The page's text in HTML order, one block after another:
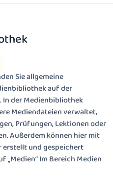
Sie allgemeine
auf der
der Medienbibliothek
Mediendateien verwaltet,
Prüfungen, Lektionen oder
Außerdem können hier mit
erstellt und gespeichert
„Medien“ Im Bereich Medien